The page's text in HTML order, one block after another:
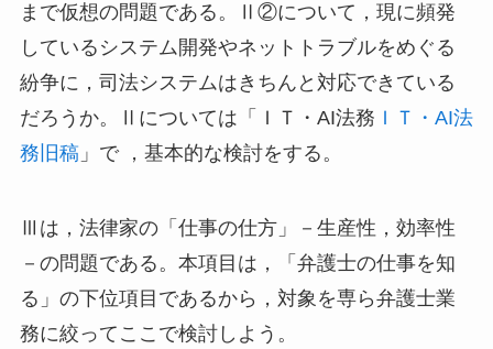
まで仮想の問題である。Ⅱ②について，現に頻発
しているシステム開発やネットトラブルをめぐる
紛争に，司法システムはきちんと対応できている
だろうか。Ⅱについては「ＩＴ・AI法務 ＩＴ・AI法
務旧稿」で ，基本的な検討をする。
Ⅲは，法律家の「仕事の仕方」－生産性，効率性
－の問題である。本項目は，「弁護士の仕事を知
る」の下位項目であるから，対象を専ら弁護士業
務に絞ってここで検討しよう。